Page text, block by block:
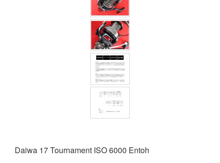
Daiwa 17 Tournament ISO 6000 Entoh